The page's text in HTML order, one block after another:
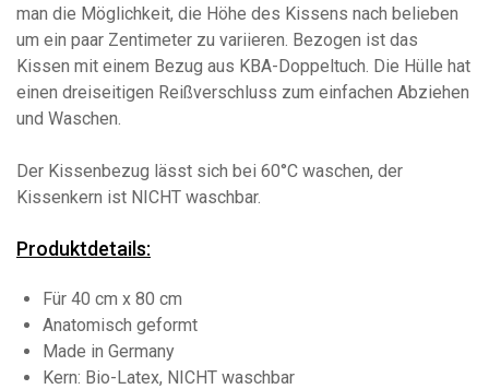
man die Möglichkeit, die Höhe des Kissens nach belieben
um ein paar Zentimeter zu variieren. Bezogen ist das
Kissen mit einem Bezug aus KBA-Doppeltuch. Die Hülle hat
einen dreiseitigen Reißverschluss zum einfachen Abziehen
und Waschen.
Der Kissenbezug lässt sich bei 60°C waschen, der
Kissenkern ist NICHT waschbar.
Produktdetails:
Für 40 cm x 80 cm
Anatomisch geformt
Made in Germany
Kern: Bio-Latex, NICHT waschbar